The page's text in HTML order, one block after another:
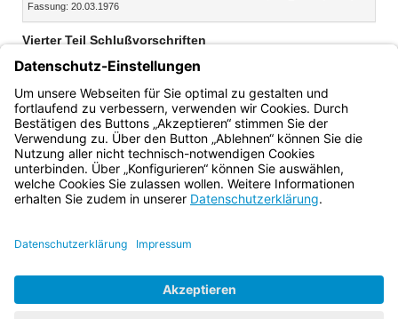
Fassung: 20.03.1976
Vierter Teil Schlußvorschriften
Artikel 16.01 Sonderrechte
Artikel 16.02 Ausnahmen
Artikel 16.03 Übergangsvorschriften
Bayern.de
BayernPortal
Impressum